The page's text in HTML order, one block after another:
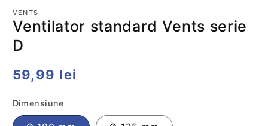
VENTS
Ventilator standard Vents serie
D
Preț
59,99 lei
Dimensiune